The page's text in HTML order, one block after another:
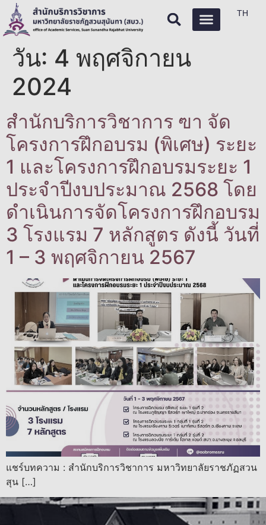
TH
วัน: 4 พฤศจิกายน
2024
สำนักบริการวิชาการ ฃา จัด
โครงการฝึกอบรม (พิเศษ) ระยะ
1 และโครงการฝึกอบรมระยะ 1
ประจำปีงบประมาณ 2568 โดย
ดำเนินการจัดโครงการฝึกอบรม
3 โรงแรม 7 หลักสูตร ดังนี้ วันที่
1 – 3 พฤศจิกายน 2567
แชร์บทความ : สำนักบริการวิชาการ มหาวิทยาลัยราชภัฏสวน
สุน […]